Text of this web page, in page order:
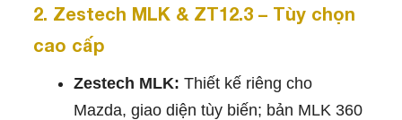
2. Zestech MLK & ZT12.3 – Tùy chọn
cao cấp
Zestech MLK: Thiết kế riêng cho
Mazda, giao diện tùy biến; bản MLK 360